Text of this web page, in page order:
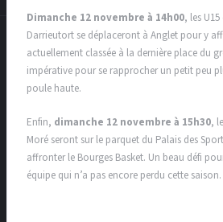
Dimanche 12 novembre à 14h00, les
Darrieutort se déplaceront à Anglet pour y
actuellement classée à la dernière place du
impérative pour se rapprocher un petit peu
poule haute.
Enfin, dimanche 12 novembre à 15h30,
Moré seront sur le parquet du Palais des
affronter le Bourges Basket. Un beau défi
équipe qui n’a pas encore perdu cette saison.